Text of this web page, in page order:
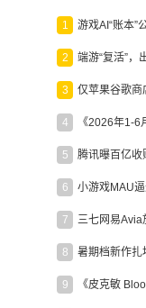
1
2
3
4 《2026年1-
5
6 小游戏MAU
7
8
9